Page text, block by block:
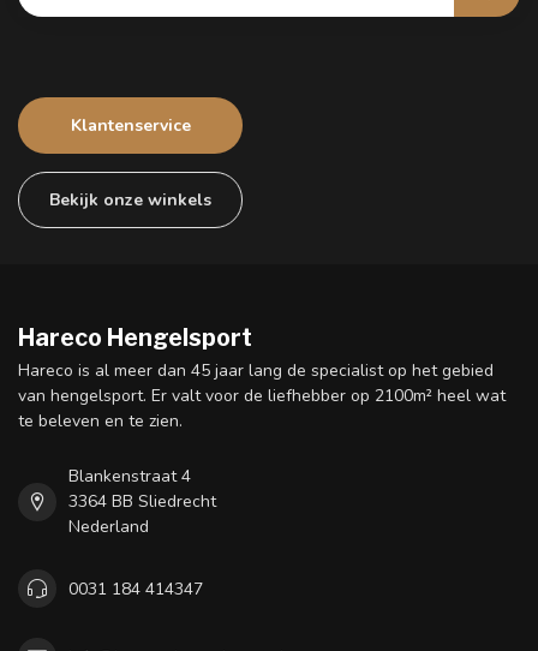
Klantenservice
Bekijk onze winkels
Hareco Hengelsport
Hareco is al meer dan 45 jaar lang de specialist op het gebied
van hengelsport. Er valt voor de liefhebber op 2100m² heel wat
te beleven en te zien.
Blankenstraat 4
3364 BB Sliedrecht
Nederland
0031 184 414347